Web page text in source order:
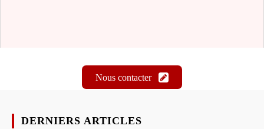
Nous contacter
DERNIERS ARTICLES